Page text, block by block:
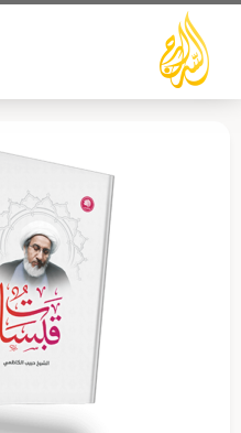
تخطي
المحتوى